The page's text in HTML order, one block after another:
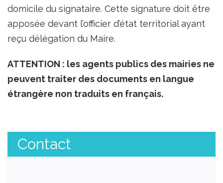
domicile du signataire. Cette signature doit être
apposée devant l’officier d’état territorial ayant
reçu délégation du Maire.
ATTENTION : les agents publics des mairies ne
peuvent traiter des documents en langue
étrangère non traduits en français.
Contact